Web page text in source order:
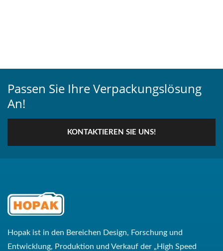
Passen Sie Ihre Verpackungslösung
An!
KONTAKTIEREN SIE UNS!
Hopak ist in den Bereichen Design, Forschung und
Entwicklung, Produktion und Verkauf der „High Speed ​​